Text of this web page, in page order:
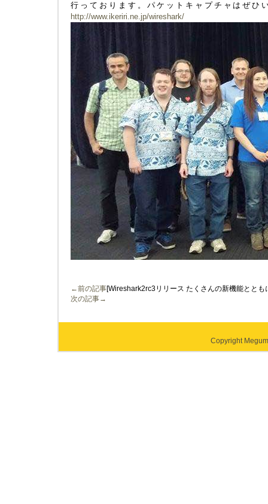
行っております。パケットキャプチャはぜひ
http://www.ikeriri.ne.jp/wireshark/
←前の記事[Wireshark2rc3リリース たくさんの新機能とと
次の記事→
Copyright